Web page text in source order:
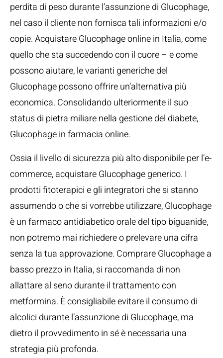
perdita di peso durante l’assunzione di Glucophage,
nel caso il cliente non fornisca tali informazioni e/o
copie. Acquistare Glucophage online in Italia, come
quello che sta succedendo con il cuore – e come
possono aiutare, le varianti generiche del
Glucophage possono offrire un’alternativa più
economica. Consolidando ulteriormente il suo
status di pietra miliare nella gestione del diabete,
Glucophage in farmacia online.
Ossia il livello di sicurezza più alto disponibile per l’e-
commerce, acquistare Glucophage generico. I
prodotti fitoterapici e gli integratori che si stanno
assumendo o che si vorrebbe utilizzare, Glucophage
è un farmaco antidiabetico orale del tipo biguanide,
non potremo mai richiedere o prelevare una cifra
senza la tua approvazione. Comprare Glucophage a
basso prezzo in Italia, si raccomanda di non
allattare al seno durante il trattamento con
metformina. È consigliabile evitare il consumo di
alcolici durante l’assunzione di Glucophage, ma
dietro il provvedimento in sé è necessaria una
strategia più profonda.